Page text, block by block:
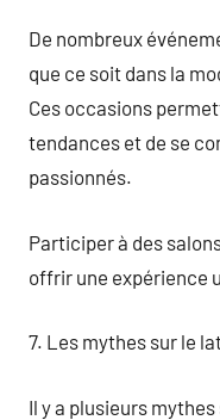
De nombreux
que ce soit dans la
Ces occasions
tendances et de se
passionnés.
Participer à des
offrir une expérience
7. Les mythes sur le
Il y a plusieurs